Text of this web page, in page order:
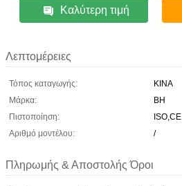
Καλύτερη τιμή
Λεπτομέρειες
Τόπος καταγωγής:
ΚΙΝΑ
Μάρκα:
BH
Πιστοποίηση:
ISO,CE
Αριθμό μοντέλου:
/
Πληρωμής & Αποστολής Όροι